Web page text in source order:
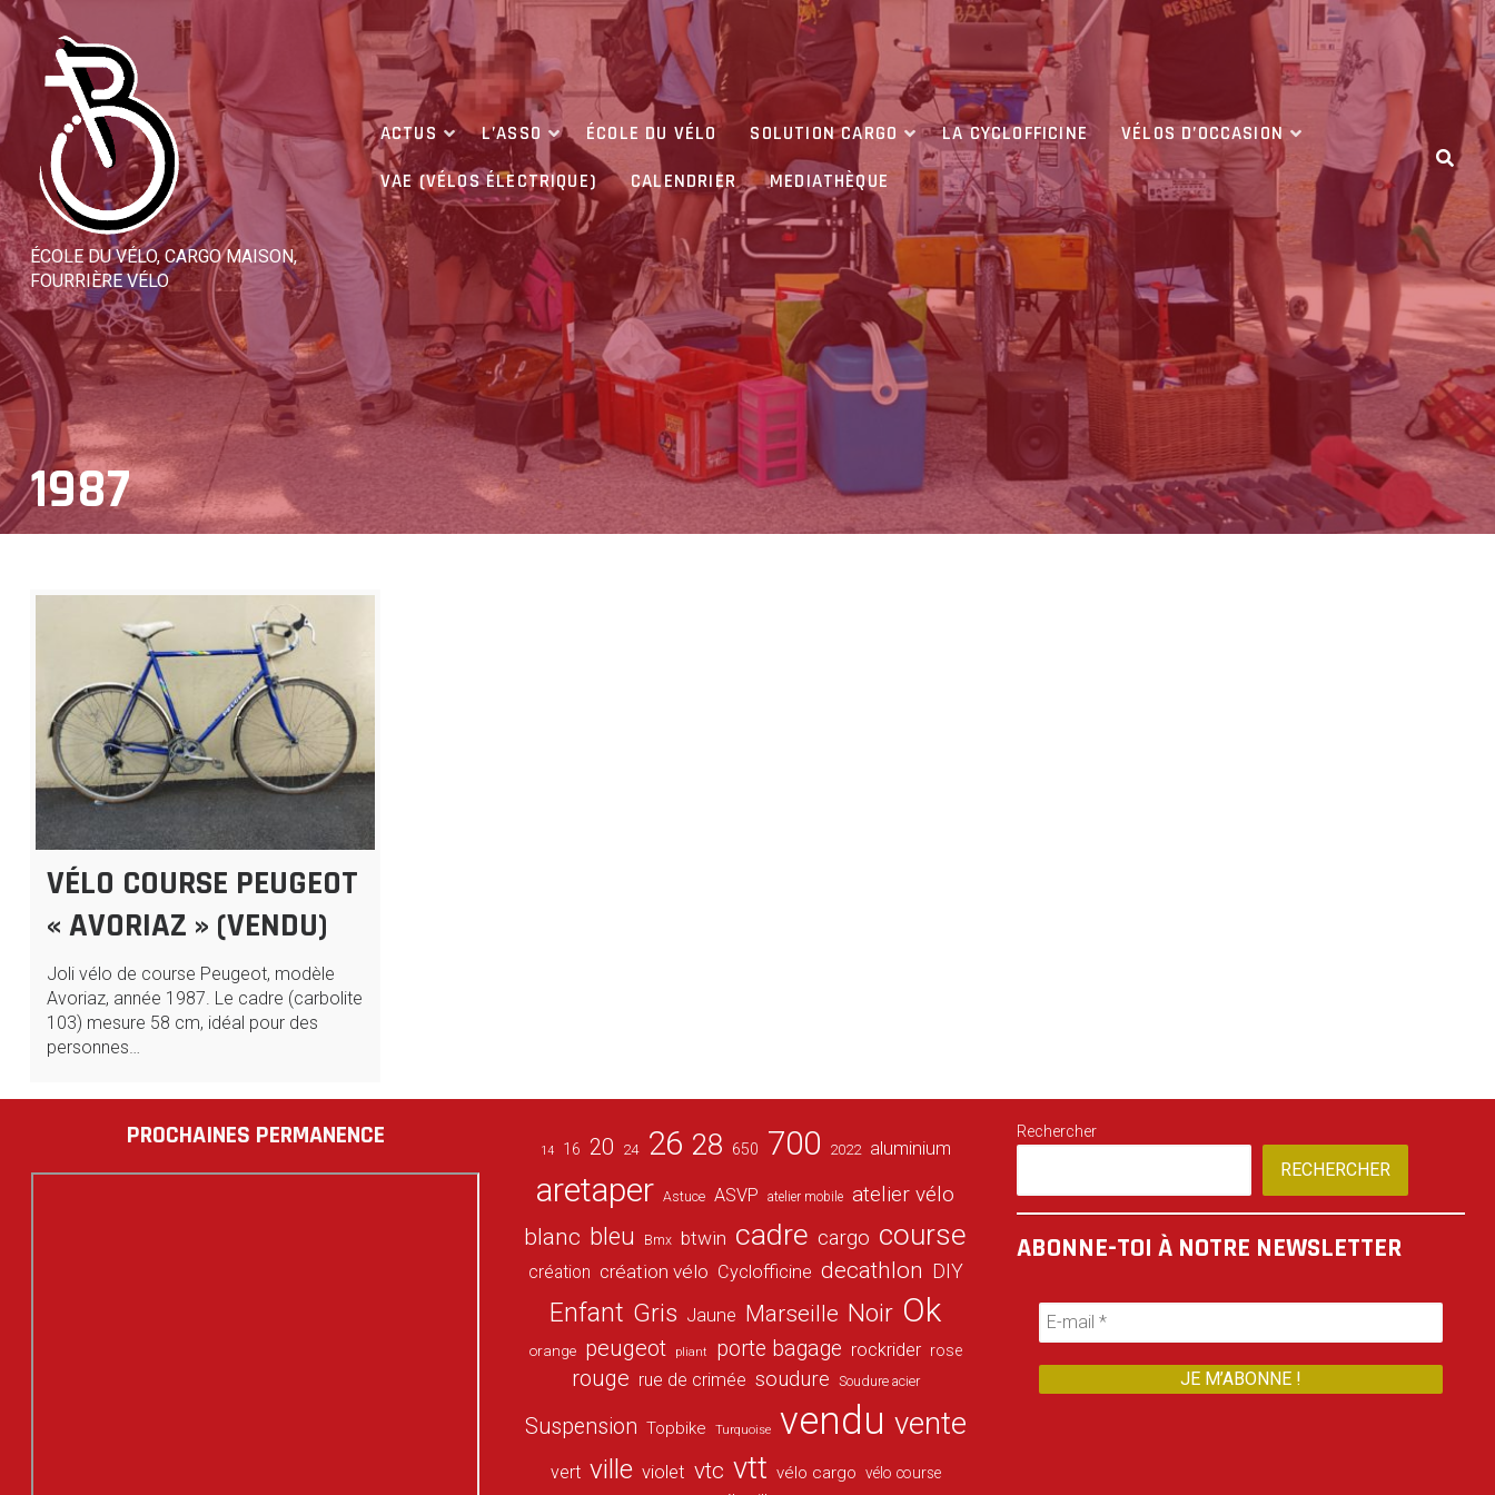
Skip
content
ÉCOLE DU VÉLO, CARGO MAISON,
FOURRIÈRE VÉLO
ACTUS L’ASSO ÉCOLE DU VÉLO SOLUTION CARGO LA CYCLOFFICINE
VÉLOS D’OCCASION
VAE (VÉLOS ÉLECTRIQUE)
CALENDRIER MEDIATHÈQUE
1987
VÉLO COURSE PEUGEOT
« AVORIAZ » (VENDU)
Joli vélo de course Peugeot, modèle
Avoriaz, année 1987. Le cadre (carbolite
103) mesure 58 cm, idéal pour des
personnes…
PROCHAINES PERMANENCE 14 16 20 24 26 28 650 700 2022 aluminium
aretaper Astuce ASVP atelier mobile atelier vélo
blanc bleu Bmx btwin cadre cargo course
création création vélo Cyclofficine decathlon DIY
Enfant Gris Jaune Marseille Noir Ok
orange peugeot pliant porte bagage rockrider rose
rouge rue de crimée soudure Soudure acier
Suspension Topbike Turquoise vendu vente
vert ville violet vtc vtt vélo cargo vélo course
Rechercher
RECHERCHER
ABONNE-TOI À NOTRE NEWSLETTER